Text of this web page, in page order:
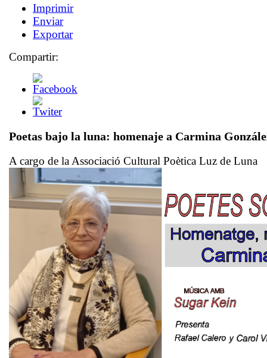
Imprimir
Enviar
Exportar
Compartir:
Poetas bajo la luna: homenaje a Carmina
A cargo de la Associació Cultural Poètica Luz de Luna